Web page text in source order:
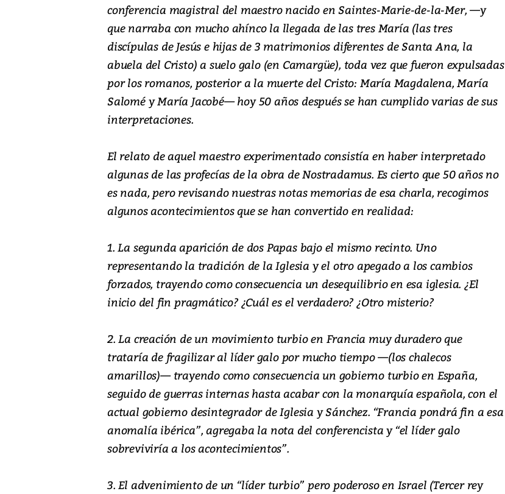
conferencia magistral del maestro nacido en Saintes-Marie-de-la-Mer, —y
que narraba con mucho ahínco la llegada de las tres María (las tres
discípulas de Jesús e hijas de 3 matrimonios diferentes de Santa Ana, la
abuela del Cristo) a suelo galo (en Camargüe), toda vez que fueron expulsadas
por los romanos, posterior a la muerte del Cristo: María Magdalena, María
Salomé y María Jacobé— hoy 50 años después se han cumplido varias de sus
interpretaciones.
El relato de aquel maestro experimentado consistía en haber interpretado
algunas de las profecías de la obra de Nostradamus. Es cierto que 50 años no
es nada, pero revisando nuestras notas memorias de esa charla, recogimos
algunos acontecimientos que se han convertido en realidad:
1. La segunda aparición de dos Papas bajo el mismo recinto. Uno
representando la tradición de la Iglesia y el otro apegado a los cambios
forzados, trayendo como consecuencia un desequilibrio en esa iglesia. ¿El
inicio del fin pragmático? ¿Cuál es el verdadero? ¿Otro misterio?
2. La creación de un movimiento turbio en Francia muy duradero que
trataría de fragilizar al líder galo por mucho tiempo —(los chalecos
amarillos)— trayendo como consecuencia un gobierno turbio en España,
seguido de guerras internas hasta acabar con la monarquía española, con el
actual gobierno desintegrador de Iglesia y Sánchez. “Francia pondrá fin a esa
anomalía ibérica”, agregaba la nota del conferencista y “el líder galo
sobreviviría a los acontecimientos”.
3. El advenimiento de un “líder turbio” pero poderoso en Israel (Tercer rey